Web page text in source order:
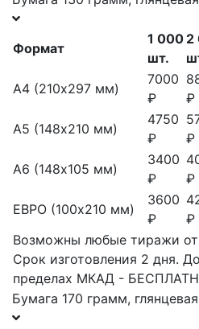
Формат
1 000
шт.
2
А4 (210х297 мм)
7000
₽
₽
А5 (148х210 мм)
4750
₽
₽
А6 (148х105 мм)
3400
₽
₽
ЕВРО (100х210 мм)
3600
₽
₽
Возможны любые тиражи
Срок изготовления 2 дня.
пределах МКАД -
Бумага 170 грамм,